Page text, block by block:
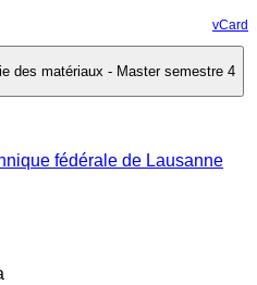
vCard
des matériaux - Master semestre 4